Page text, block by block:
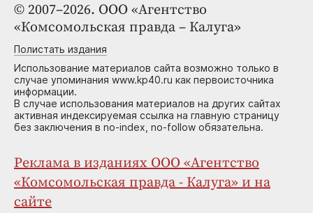
© 2007–2026. ООО «Агентство
«Комсомольская правда – Калуга»
Полистать издания
Использование материалов сайта возможно только в
случае упоминания www.kp40.ru как первоисточника
информации.
В случае использования материалов на других сайтах
активная индексируемая ссылка на главную страницу
без заключения в no-index, no-follow обязательна.
Реклама в изданиях ООО «Агентство
«Комсомольская правда - Калуга» и на
сайте